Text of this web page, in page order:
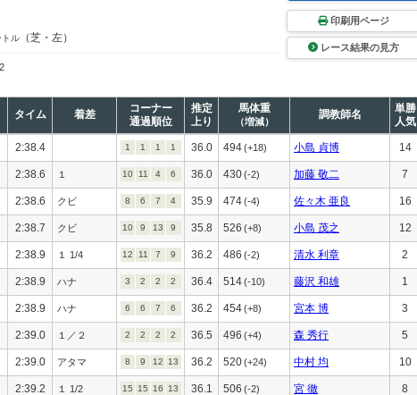
トル （芝・左）
印刷用ページ
レース結果の見方
タイム 着差
コーナー
通過順位
推定
上り
馬体重
（増減）
調教師名
単勝
人気
2:38.4 1 1 1 1 36.0 494(+18) 小島 貞博 14
2:38.6 １ 10 11 4 6 36.0 430(-2) 加藤 敬二 7
2:38.6 クビ 8 6 7 4 35.9 474(-4) 佐々木 亜良 16
2:38.7 クビ 10 9 13 9 35.8 526 (+8) 小島 茂之 12
2:38.9 １ 1/4 12 11 7 9 36.2 486 (-2) 清水 利章 2
2:38.9 ハナ 3 2 2 2 36.4 514(-10) 藤沢 和雄 1
2:38.9 ハナ 6 6 7 6 36.2 454(+8) 宮本 博 3
2:39.0 １／２ 2 2 2 2 36.5 496 (+4) 森 秀行 5
2:39.0 アタマ 8 9 12 13 36.2 520(+24) 中村 均 10
2:39.2 １ 1/2 15 15 16 13 36.1 506 (-2) 宮 徹 8